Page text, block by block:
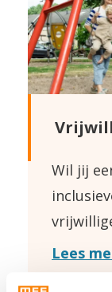
Wil jij
Lees